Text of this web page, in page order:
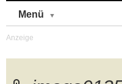
Menü